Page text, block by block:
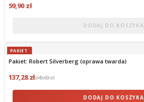
59,90 zł
DODAJ DO KOSZYKA
PAKIET
Pakiet: Robert Silverberg (oprawa twarda)
137,28 zł249,60 zł
DODAJ DO KOSZYKA